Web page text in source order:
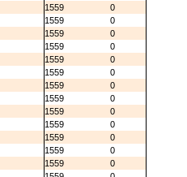
1559
0
1559
0
1559
0
1559
0
1559
0
1559
0
1559
0
1559
0
1559
0
1559
0
1559
0
1559
0
1559
0